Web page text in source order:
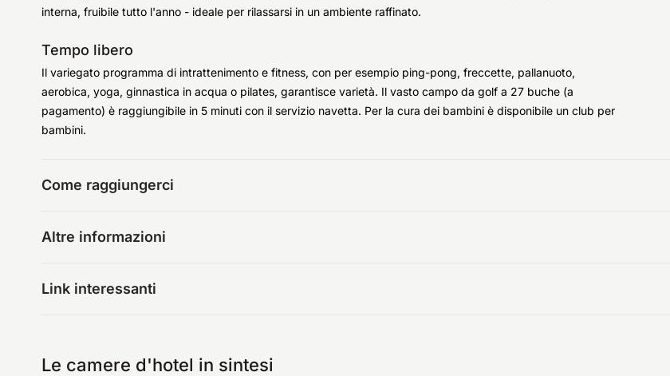
interna, fruibile tutto l'anno - ideale per rilassarsi in un ambiente raffinato.
Tempo libero
Il variegato programma di intrattenimento e fitness, con per esempio ping-pong, freccette, pallanuoto,
aerobica, yoga, ginnastica in acqua o pilates, garantisce varietà. Il vasto campo da golf a 27 buche (a
pagamento) è raggiungibile in 5 minuti con il servizio navetta. Per la cura dei bambini è disponibile un club per
bambini.
Come raggiungerci
Altre informazioni
Link interessanti
Le camere d'hotel in sintesi